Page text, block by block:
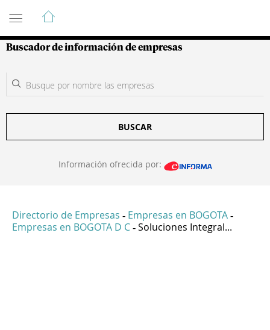
Guía de Empresas Colombianas
Buscador de información de empresas
BUSCAR
Información ofrecida por:
Directorio de Empresas - Empresas en BOGOTA -
Empresas en BOGOTA D C - Soluciones Integral...